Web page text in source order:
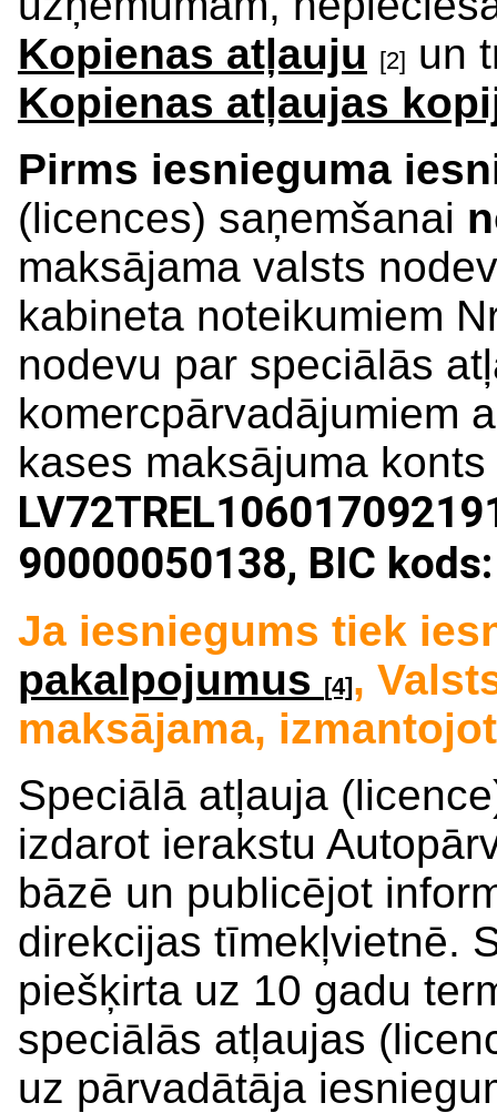
Kopienas atļauju [2] un
Kopienas atļaujas
Pirms iesnieguma
(licences) saņemšanai
maksājama valsts
kabineta noteikumiem
nodevu par speciālās
komercpārvadājumiem
kases maksājuma
90000050138, BIC
Ja iesniegums tiek
pakalpojumus [4],
maksājama,
Speciālā atļauja
izdarot ierakstu
bāzē un publicējot
direkcijas tīmekļvietnē.
piešķirta uz 10 gadu
speciālās atļaujas
uz pārvadātāja